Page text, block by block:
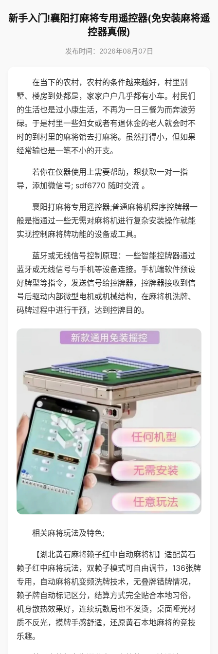
新手入门!襄阳打麻将专用遥控器(免安装麻将遥
控器真假)
发布时间：2026年08月07日
在当下的农村，农村的条件越来越好，村里别
墅、楼房到处都是，家家户户几乎都有小车。村民们
的生活也是过小康生活，不再为一日三餐为而奔波劳
碌。于是村里一些妇女或者有退休金的老人就会时不
时的到村里的麻将馆去打麻将。虽然打得小，但如果
经常输也是一笔不小的开支。
若你在仪器使用上需要帮助，想获取一对一指
导，添加微信号; sdf6770 随时交流 。
襄阳打麻将专用遥控器;普通麻将机程序控牌器一
般是指通过一些无需对麻将机进行复杂安装操作就能
实现控制麻将牌功能的设备或工具。
蓝牙或无线信号控制原理：一些智能控牌器通过
蓝牙或无线信号与手机等设备连接。手机端软件预设
好牌型等指令，发送信号给控牌器，控牌器接收到信
号后驱动内部微型电机或机械结构，在麻将机洗牌、
码牌过程中进行干预，达到控牌目的。
相关麻将玩法及特色;
【湖北黄石麻将赖子红中自动麻将机】适配黄石
赖子红中麻将玩法，双赖子模式可自由调节，136张牌
专用，自动麻将机变频洗牌技术，无叠牌错牌情况，
赖子牌自动标记区分，结算方式完全贴合本地习俗，
机身散热效果好，连续玩数局也不发烫，桌面哑光材
质不反光，摸牌手感舒适，还原黄石本地麻将的竞技
乐趣。